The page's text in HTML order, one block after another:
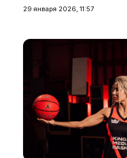
29 января 2026, 11:57